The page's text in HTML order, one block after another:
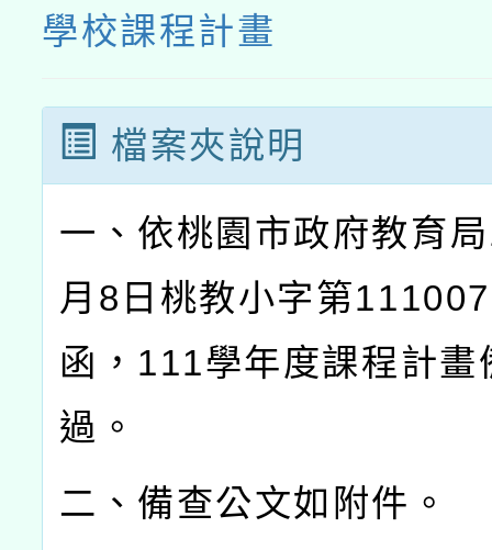
學校課程計畫
檔案夾說明
一、依桃園市政府教育
月8日桃教小字第
函，111學年度課程計畫
過。
二、備查公文如附件。